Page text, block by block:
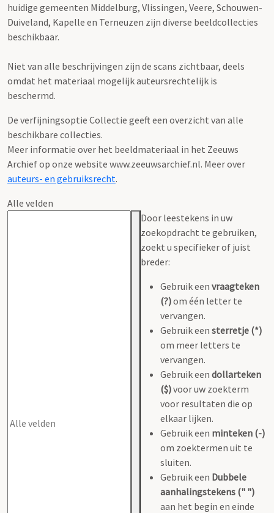
huidige gemeenten Middelburg, Vlissingen, Veere, Schouwen-
Duiveland, Kapelle en Terneuzen zijn diverse beeldcollecties
beschikbaar.
Niet van alle beschrijvingen zijn de scans zichtbaar, deels
omdat het materiaal mogelijk auteursrechtelijk is
beschermd.
De verfijningsoptie Collectie geeft een overzicht van alle
beschikbare collecties.
Meer informatie over het beeldmateriaal in het Zeeuws
Archief op onze website www.zeeuwsarchief.nl. Meer over
auteurs- en gebruiksrecht.
Alle velden
Door leestekens in uw
zoekopdracht te gebruiken,
zoekt u specifieker of juist
breder:
Gebruik een vraagteken
(?)om één letter te
vervangen.
Gebruik een sterretje (*)
om meer letters te
vervangen.
Gebruik een dollarteken
($)voor uw zoekterm
voor resultaten die op
elkaar lijken.
Gebruik een minteken (-)
om zoektermen uit te
sluiten.
Gebruik een Dubbele
aanhalingstekens (" ")
aan het begin en einde